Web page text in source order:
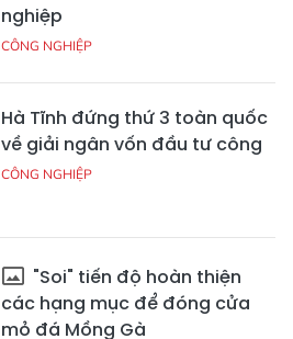
nghiệp
CÔNG NGHIỆP
Hà Tĩnh đứng thứ 3 toàn quốc
về giải ngân vốn đầu tư công
CÔNG NGHIỆP
"Soi" tiến độ hoàn thiện
các hạng mục để đóng cửa
mỏ đá Mồng Gà